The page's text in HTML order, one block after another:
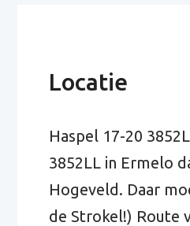
Locatie
Haspel 17-20
3852LL in Ermelo
Hogeveld. Daar
de Strokel!) Route